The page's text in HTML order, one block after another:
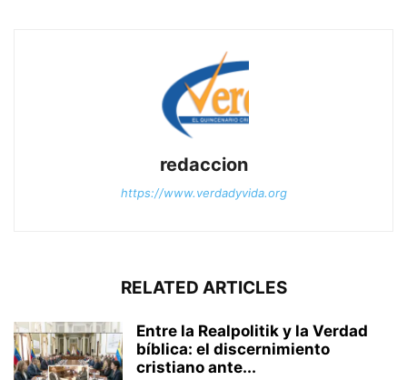
redaccion
https://www.verdadyvida.org
RELATED ARTICLES
Entre la Realpolitik y la Verdad
bíblica: el discernimiento
cristiano ante...